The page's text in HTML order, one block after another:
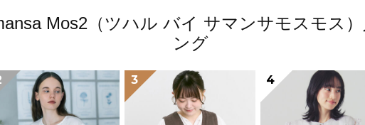
Mos2（ツハル バイ サマンサモスモス
ング
3 4